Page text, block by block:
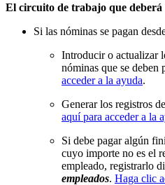
El circuito de trabajo que deberá
Si las nóminas se pagan
Introducir o actualizar
nóminas que se deben
acceder a la ayuda.
Generar los registros
aquí para acceder a la
Si debe pagar algún
cuyo importe no es el
empleado, registrarlo
empleados. Haga clic